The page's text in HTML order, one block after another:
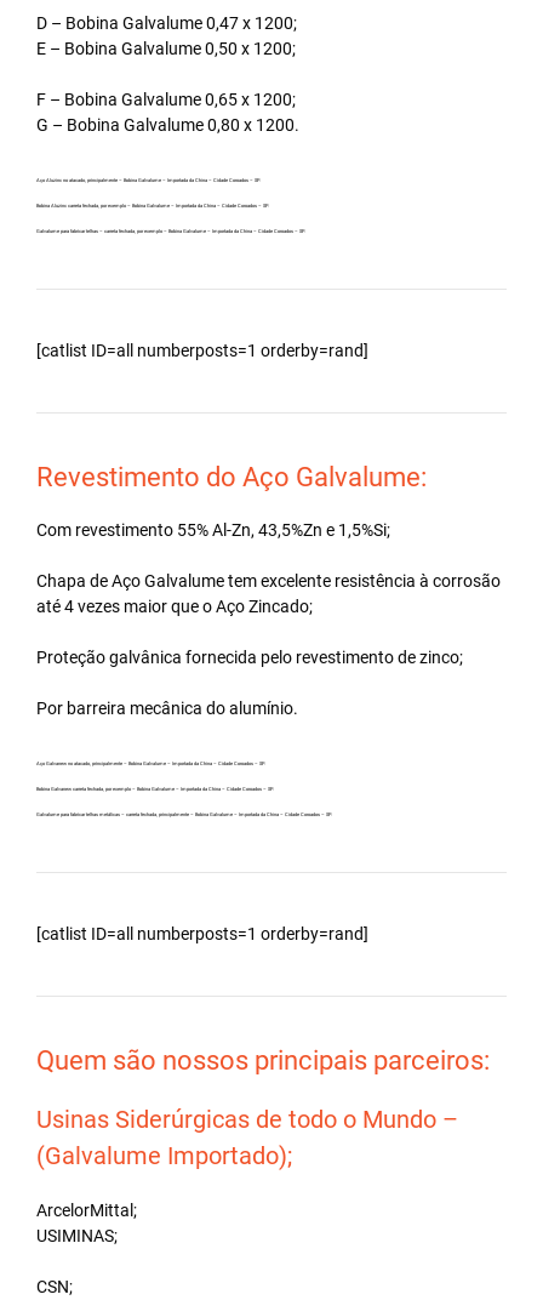
D – Bobina Galvalume 0,47 x 1200;
E – Bobina Galvalume 0,50 x 1200;
F – Bobina Galvalume 0,65 x 1200;
G – Bobina Galvalume 0,80 x 1200.
Aço Aluzinc no atacado, principalmente – Bobina Galvalume – Importada da China – Cidade Coroados – SP.
Bobina Aluzinc carreta fechada, por exemplo – Bobina Galvalume – Importada da China – Cidade Coroados – SP.
Galvalume para fabricar telhas – carreta fechada, por exemplo – Bobina Galvalume – Importada da China – Cidade Coroados – SP.
[catlist ID=all numberposts=1 orderby=rand]
Revestimento do Aço Galvalume:
Com revestimento 55% Al-Zn, 43,5%Zn e 1,5%Si;
Chapa de Aço Galvalume tem excelente resistência à corrosão
até 4 vezes maior que o Aço Zincado;
Proteção galvânica fornecida pelo revestimento de zinco;
Por barreira mecânica do alumínio.
Aço Galvanew no atacado, principalmente – Bobina Galvalume – Importada da China – Cidade Coroados – SP.
Bobina Galvanew carreta fechada, por exemplo – Bobina Galvalume – Importada da China – Cidade Coroados – SP.
Galvalume para fabricar telhas metálicas – carreta fechada, principalmente – Bobina Galvalume – Importada da China – Cidade Coroados – SP.
[catlist ID=all numberposts=1 orderby=rand]
Quem são nossos principais parceiros:
Usinas Siderúrgicas de todo o Mundo –
(Galvalume Importado);
ArcelorMittal;
USIMINAS;
CSN;